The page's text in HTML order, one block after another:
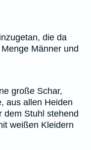
die da
Männer und
große Schar,
aus allen Heiden
dem Stuhl stehend
weißen Kleidern